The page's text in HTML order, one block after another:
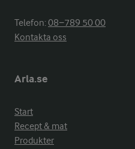
Telefon:08−789 50 00
Kontakta oss
Arla.se
Start
Recept & mat
Produkter